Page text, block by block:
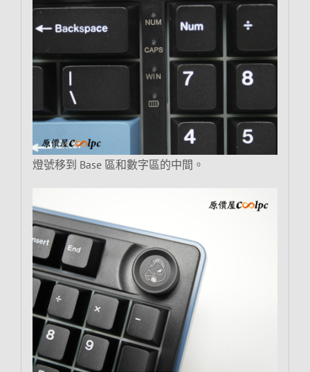
燈號移到 Base 區和數字區的中間。